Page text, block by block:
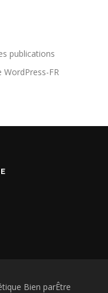
publications
WordPress-FR
Bien parÊtre